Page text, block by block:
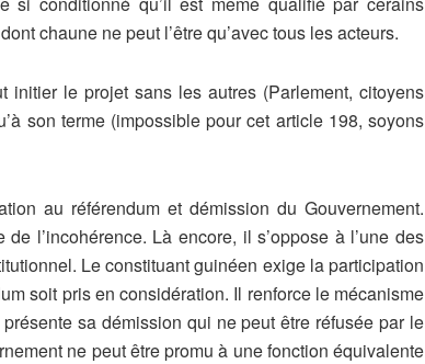
chaune ne peut l’être qu’avec tous les acteurs.
le projet sans les autres (Parlement, citoyens
son terme (impossible pour cet article 198, soyons
au référendum et démission du Gouvernement.
l’incohérence. Là encore, il s’oppose à l’une des
Le constituant guinéen exige la participation
soit pris en considération. Il renforce le mécanisme
sa démission qui ne peut être réfusée par le
ne peut être promu à une fonction équivalente